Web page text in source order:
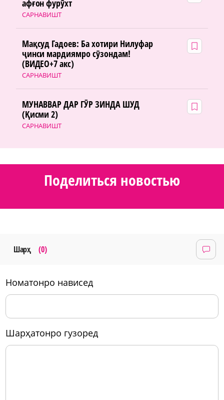
САРНАВИШТ
афғон фурӯхт
САРНАВИШТ
Мақсуд Гадоев: Ба хотири Нилуфар
ҷинси мардиямро сӯзондам!
(ВИДЕО+7 акс)
САРНАВИШТ
МУНАВВАР ДАР ГӮР ЗИНДА ШУД
(Қисми 2)
Поделиться новостью
Шарҳ (0)
номатонро нависед
шарҳатонро гузоред